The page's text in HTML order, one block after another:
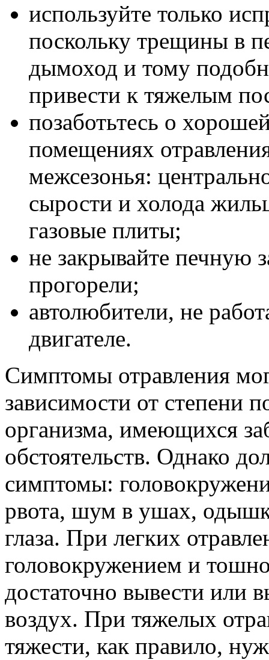
используйте только
поскольку трещины в
дымоход и тому
привести к тяжелым
позаботьтесь о
помещениях
межсезонья:
сырости и холода
газовые плиты;
не закрывайте печную
прогорели;
автолюбители, не
двигателе.
Симптомы отравления
зависимости от степени
организма, имеющихся
обстоятельств. Однако
симптомы:
рвота, шум в ушах,
глаза. При легких
головокружением и
достаточно вывести или
воздух. При тяжелых
тяжести, как правило,